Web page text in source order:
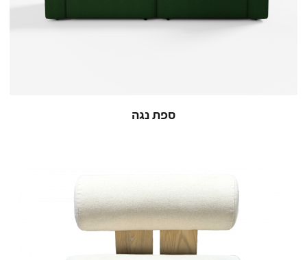
ספת נגה